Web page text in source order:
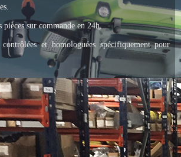
pièces sur commande en 24h.
contrôlées et homologuées spécifiquement pour